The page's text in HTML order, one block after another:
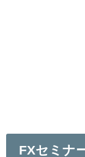
FXセミナ